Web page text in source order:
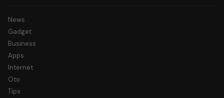
News
Gadget
Business
Apps
Internet
Oto
Tips